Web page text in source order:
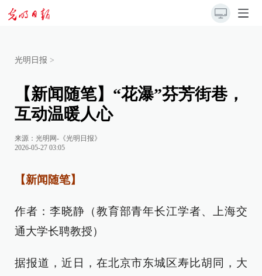
光明日报 >
【新闻随笔】“花瀑”芬芳街巷，
互动温暖人心
来源： 光明网-《光明日报》
2026-05-27 03:05
【新闻随笔】
作者：李晓静（教育部青年长江学者、上海交
通大学长聘教授）
据报道，近日，在北京市东城区寿比胡同，大